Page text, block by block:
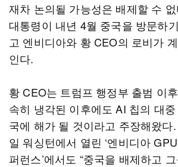
재차 논의될 가능성은 배제할 수
대통령이 내년 4월 중국을 방문하
고 엔비디아와 황 CEO의 로비가
인다.
황 CEO는 트럼프 행정부 출범 이
속히 냉각된 이후에도 AI 칩의 대
국에 해가 될 것이라고 주장해왔다
일 워싱턴에서 열린 ‘엔비디아
퍼런스’에서도 “중국을 배제하고